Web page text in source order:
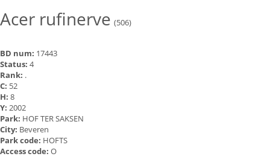
Acer rufinerve (506)
BD num: 17443
Status: 4
Rank: .
C: 52
H: 8
Y: 2002
Park: HOF TER SAKSEN
City: Beveren
Park code: HOFTS
Access code: O